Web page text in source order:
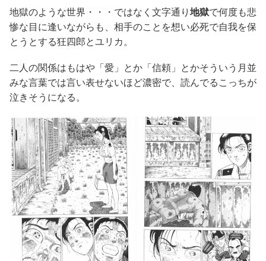
地獄のような世界・・・ではなく文字通り 地獄で何度も悲
惨な目に逢いながらも、相手のことを想い必死で自我を保
とうとする狂四郎とユリカ。
二人の関係はもはや「愛」とか「信頼」とかそういう月並
みな言葉では言い表せないほど濃密で、読んでるこっちが
泣きそうになる。